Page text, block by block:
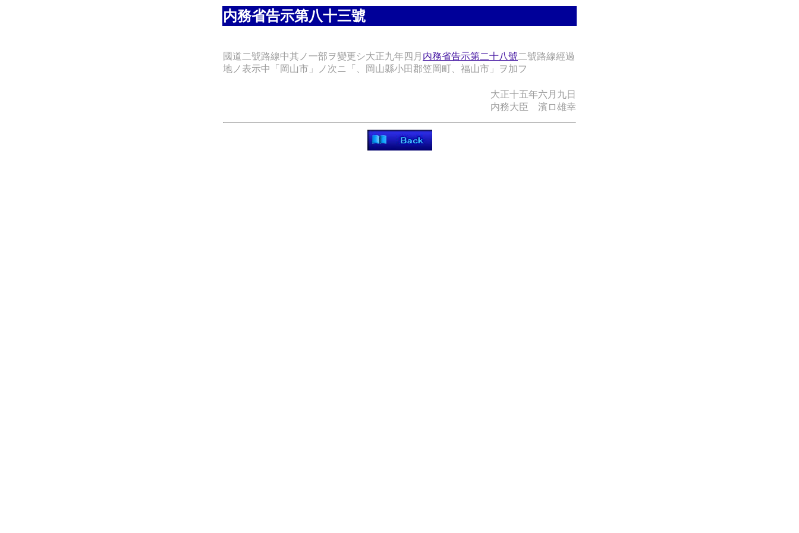
内務省告示第八十三號
國道二號路線中其ノ一部ヲ變更シ大正九年四月 内務省告示第二十八號二號路線經過
地ノ表示中「岡山市」ノ次ニ「、岡山縣小田郡笠岡町、福山市」ヲ加フ
大正十五年六月九日
内務大臣 濱ロ雄幸